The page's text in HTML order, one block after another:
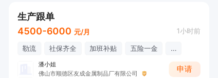
生产跟单
4500-6000 元/月 1小时前
勒流 社保齐全 加班补贴 五险一金 ...
潘小姐
佛山市顺德区友成金属制品厂有限公司
申请